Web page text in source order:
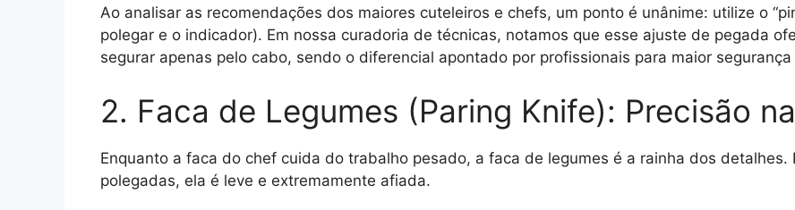
Ao analisar as recomendações dos maiores cuteleiros e chefs, um ponto é unânime: utilize o
polegar e o indicador). Em nossa curadoria de técnicas, notamos que esse ajuste de pegada
segurar apenas pelo cabo, sendo o diferencial apontado por profissionais para maior segurança
2. Faca de Legumes (Paring Knife): Precisão
Enquanto a faca do chef cuida do trabalho pesado, a faca de legumes é a rainha dos detalhes.
polegadas, ela é leve e extremamente afiada.